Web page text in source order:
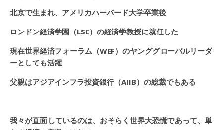
北京で生まれ、アメリカハーバード大学卒業後
ロンドン経済学園（LSE）の経済学教授に就任した
現在世界経済フォーラム（WEF）のヤンググローバルリーダ
ーとしても活躍
父親はアジアインフラ投資銀行（AIIB）の総裁でもある
我々が直面しているのは、おそらく世界大恐慌であって、単